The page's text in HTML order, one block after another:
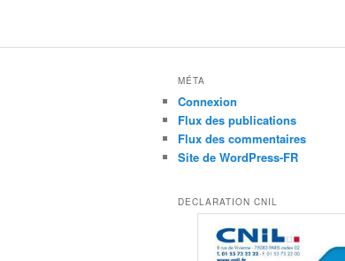
MÉTA
Connexion
Flux des publications
Flux des commentaires
Site de WordPress-FR
DECLARATION CNIL